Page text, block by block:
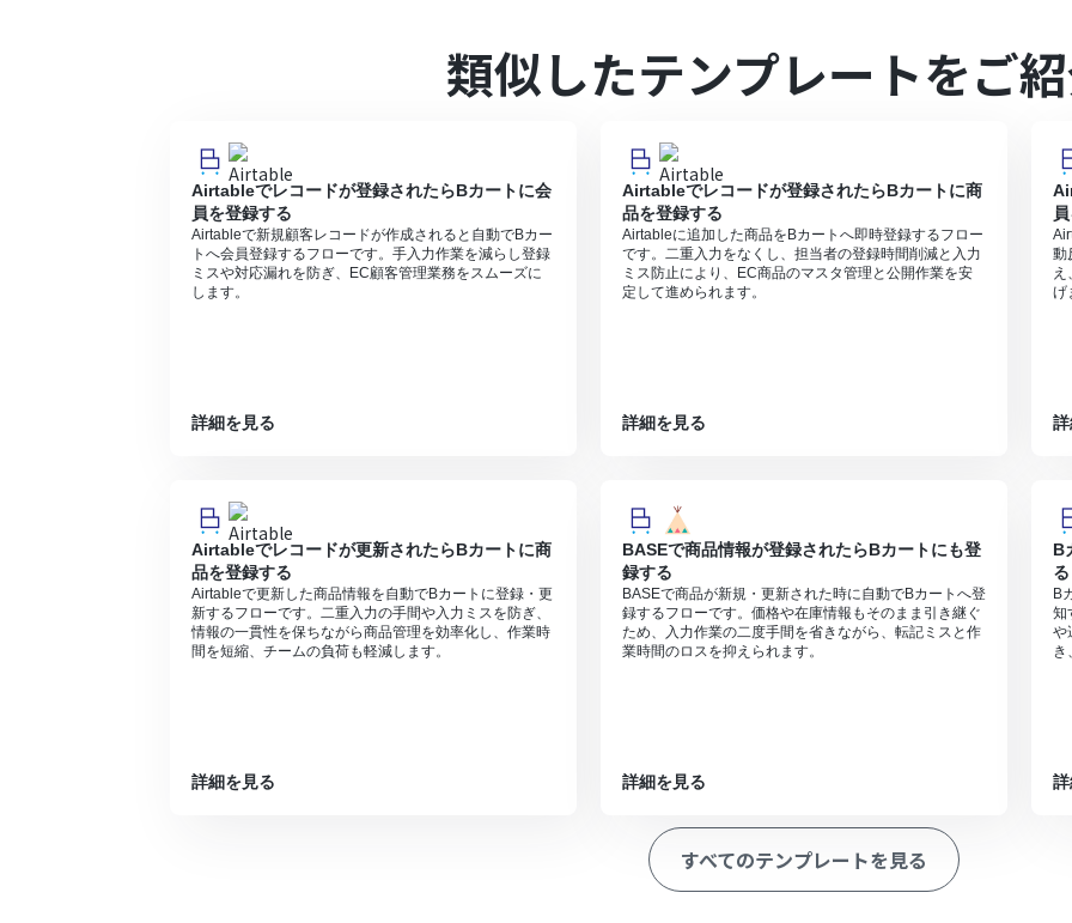
分岐はミニプラン以上のプランでご利用いただける機能（オペレーション）となっております。フリープランの
エラーとなりますので、ご注意ください。
ミニプランなどの有料プランは、2週間の無料トライアルを行うことが可能です。無料トライアル中には制限対象
類似したテンプレートをご
Airtableでレコードが登録されたらBカートに会
員を登録する
Airtableで新規顧客レコードが作成されると自動でBカー
トへ会員登録するフローです。手入力作業を減らし登録
ミスや対応漏れを防ぎ、EC顧客管理業務をスムーズに
します。
詳細を見る
Airtableでレコードが登録されたらBカートに商
品を登録する
Airtableに追加した商品をBカートへ即時登録するフロー
です。二重入力をなくし、担当者の登録時間削減と入力
ミス防止により、EC商品のマスタ管理と公開作業を安
定して進められます。
詳細を見る
動
げ
Airtableでレコードが更新されたらBカートに商
品を登録する
Airtableで更新した商品情報を自動でBカートに登録・更
新するフローです。二重入力の手間や入力ミスを防ぎ、
情報の一貫性を保ちながら商品管理を効率化し、作業時
間を短縮、チームの負荷も軽減します。
詳細を見る
BASEで商品情報が登録されたらBカートにも登
録する
BASEで商品が新規・更新された時に自動でBカートへ登
録するフローです。価格や在庫情報もそのまま引き継ぐ
ため、入力作業の二度手間を省きながら、転記ミスと作
業時間のロスを抑えられます。
詳細を見る
B
る
B
知
や
き
すべてのテンプレートを見る